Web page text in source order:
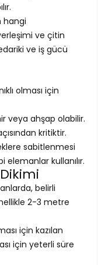
hangi
ve çitin
ve iş gücü
olması için
veya ahşap olabilir.
kritiktir.
sabitlenmesi
kullanılır.
belirli
2-3 metre
için kazılan
için yeterli süre